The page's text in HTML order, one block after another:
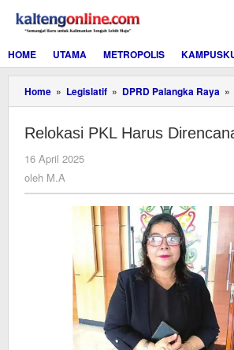
konten
HOME
UTAMA METROPOLIS
Home » Legislatif » DPRD Palangka Raya »
Relokasi PKL Harus
16 April 2025
oleh M.A